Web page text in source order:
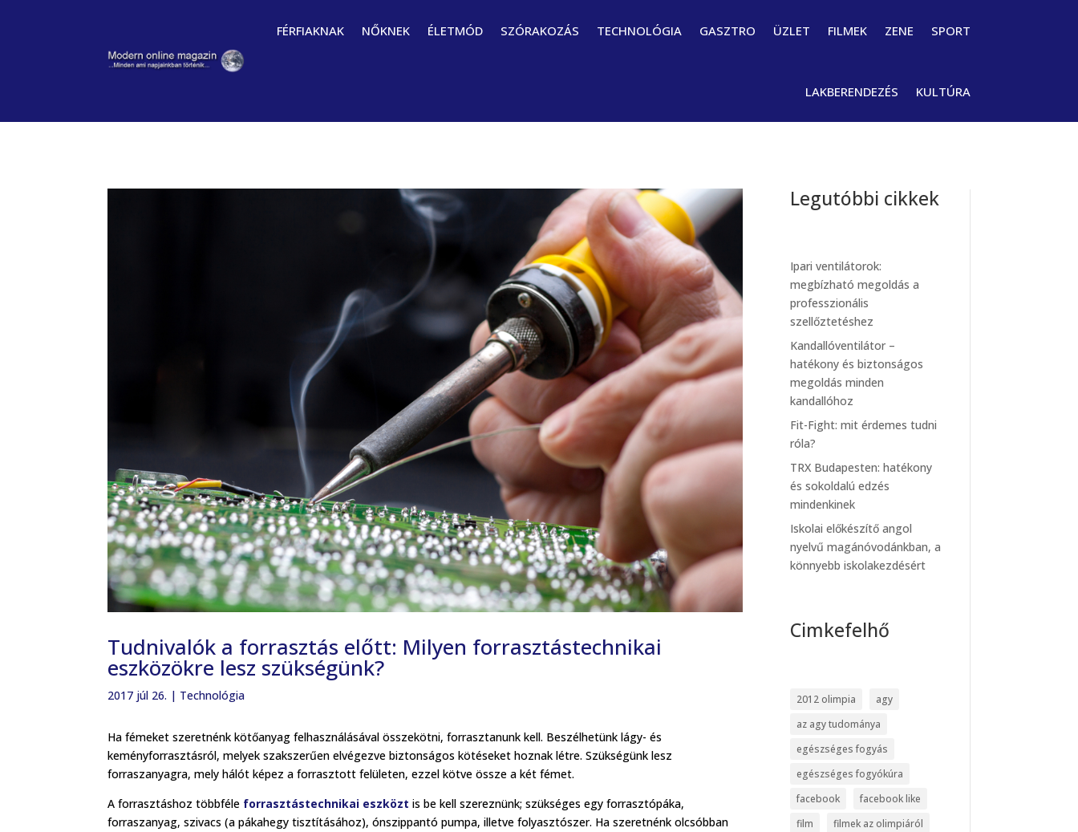
FÉRFIAKNAK NŐKNEK ÉLETMÓD SZÓRAKOZÁS TECHNOLÓGIA GASZTRO ÜZLET FILMEK ZENE SPORT
LAKBERENDEZÉS KULTÚRA
Tudnivalók a forrasztás előtt: Milyen forrasztástechnikai
eszközökre lesz szükségünk?
2017 júl 26. | Technológia
Ha fémeket szeretnénk kötőanyag felhasználásával összekötni, forrasztanunk kell. Beszélhetünk lágy- és
keményforrasztásról, melyek szakszerűen elvégezve biztonságos kötéseket hoznak létre. Szükségünk lesz
forraszanyagra, mely hálót képez a forrasztott felületen, ezzel kötve össze a két fémet.
A forrasztáshoz többféle forrasztástechnikai eszközt is be kell szereznünk; szükséges egy forrasztópáka,
forraszanyag, szivacs (a pákahegy tisztításához), ónszippantó pumpa, illetve folyasztószer. Ha szeretnénk olcsóbban
Legutóbbi cikkek
Ipari ventilátorok:
megbízható megoldás a
professzionális
szellőztetéshez
Kandallóventilátor –
hatékony és biztonságos
megoldás minden
kandallóhoz
Fit-Fight: mit érdemes tudni
róla?
TRX Budapesten: hatékony
és sokoldalú edzés
mindenkinek
Iskolai előkészítő angol
nyelvű magánóvodánkban, a
könnyebb iskolakezdésért
Cimkefelhő
2012 olimpia
agy
az agy tudománya
egészséges fogyás
egészséges fogyókúra
facebook
facebook like
film
filmek az olimpiáról